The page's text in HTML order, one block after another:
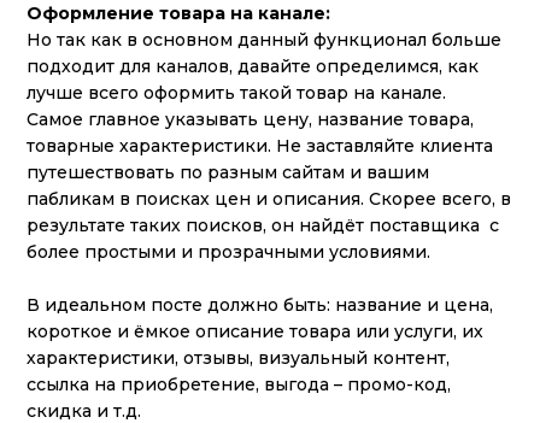
Оформление товара на канале:
Но так как в основном данный функционал больше
подходит для каналов, давайте определимся, как
лучше всего оформить такой товар на канале.
Самое главное указывать цену, название товара,
товарные характеристики. Не заставляйте клиента
путешествовать по разным сайтам и вашим
пабликам в поисках цен и описания. Скорее всего, в
результате таких поисков, он найдёт поставщика с
более простыми и прозрачными условиями.
В идеальном посте должно быть: название и цена,
короткое и ёмкое описание товара или услуги, их
характеристики, отзывы, визуальный контент,
ссылка на приобретение, выгода – промо-код,
скидка и т.д.